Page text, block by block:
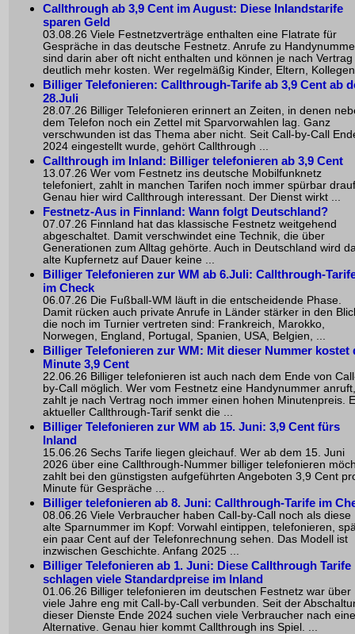
Callthrough ab 3,9 Cent im August: Diese Inlandstarife
sparen Geld
03.08.26 Viele Festnetzverträge enthalten eine Flatrate für
Gespräche in das deutsche Festnetz. Anrufe zu
sind darin aber oft nicht enthalten und können je nach Vertrag
deutlich mehr kosten. Wer regelmäßig Kinder, Eltern,
Billiger Telefonieren: Callthrough-Tarife ab 3,9 Cent ab
28.Juli
28.07.26 Billiger Telefonieren erinnert an Zeiten, in denen
dem Telefon noch ein Zettel mit Sparvorwahlen lag. Ganz
verschwunden ist das Thema aber nicht. Seit Call-by-Call
2024 eingestellt wurde, gehört Callthrough ...
Callthrough im Inland: Billiger telefonieren ab 3,9 Cent
13.07.26 Wer vom Festnetz ins deutsche Mobilfunknetz
telefoniert, zahlt in manchen Tarifen noch immer spürbar
Genau hier wird Callthrough interessant. Der Dienst wirkt ...
Festnetz-Aus in Finnland: Wann folgt Deutschland?
07.07.26 Finnland hat das klassische Festnetz weitgehend
abgeschaltet. Damit verschwindet eine Technik, die über
Generationen zum Alltag gehörte. Auch in Deutschland wird
alte Kupfernetz auf Dauer keine ...
Billiger Telefonieren zur WM ab 6.Juli: Callthrough-
im Check
06.07.26 Die Fußball-WM läuft in die entscheidende Phase.
Damit rücken auch private Anrufe in Länder stärker in den
die noch im Turnier vertreten sind: Frankreich, Marokko,
Norwegen, England, Portugal, Spanien, USA, Belgien, ...
Billiger Telefonieren zur WM: Mit dieser Nummer kostet
Minute 3,9 Cent
22.06.26 Billiger telefonieren ist auch nach dem Ende von
by-Call möglich. Wer vom Festnetz eine Handynummer anruft,
zahlt je nach Vertrag noch immer einen hohen Minutenpreis.
aktueller Callthrough-Tarif senkt die ...
Billiger Telefonieren zur WM ab 15. Juni: 3,9 Cent fürs
Inland
15.06.26 Sechs Tarife liegen gleichauf. Wer ab dem 15. Juni
2026 über eine Callthrough-Nummer billiger telefonieren
zahlt bei den günstigsten aufgeführten Angeboten 3,9 Cent
Minute für Gespräche ...
Billiger telefonieren ab 8. Juni: Callthrough-Tarife im
08.06.26 Viele Verbraucher haben Call-by-Call noch als diese
alte Sparnummer im Kopf: Vorwahl eintippen, telefonieren,
ein paar Cent auf der Telefonrechnung sehen. Das Modell ist
inzwischen Geschichte. Anfang 2025 ...
Billiger Telefonieren ab 1. Juni: Diese Callthrough Tarife
schlagen viele Standardpreise im Inland
01.06.26 Billiger telefonieren im deutschen Festnetz war über
viele Jahre eng mit Call-by-Call verbunden. Seit der
dieser Dienste Ende 2024 suchen viele Verbraucher nach
Alternative. Genau hier kommt Callthrough ins Spiel. ...